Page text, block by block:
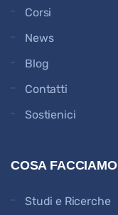
Corsi
News
Blog
Contatti
Sostienici
COSA FACCIAMO
Studi e Ricerche